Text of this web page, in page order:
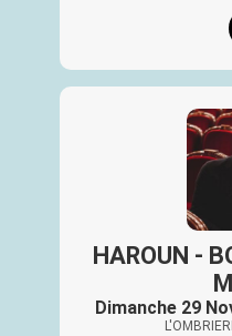
HAROUN -
Dimanche 29